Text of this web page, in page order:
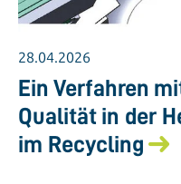
28.04.2026
Ein Verfahren
Qualität in der
im Recycling